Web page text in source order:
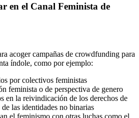
en el Canal Feminista de
acoger campañas de crowdfunding para
índole, como por ejemplo:
por colectivos feministas
feminista o de perspectiva de genero
en la reivindicación de los derechos de
las identidades no binarias
el feminismo con otras luchas como el